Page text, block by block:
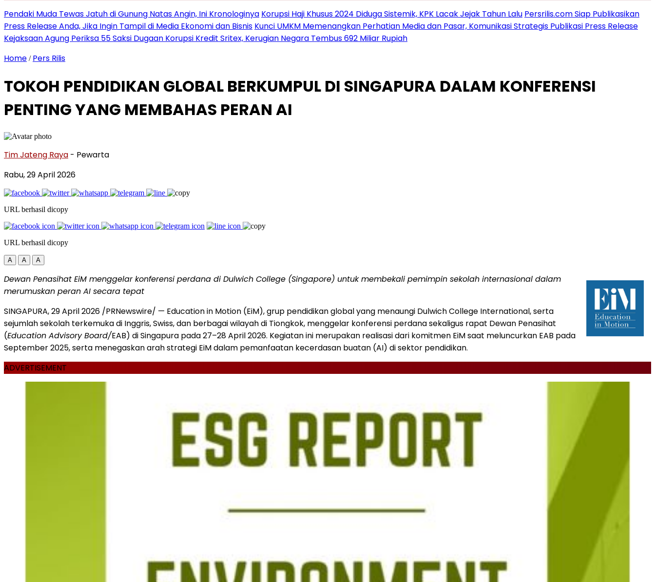
Pendaki Muda Tewas Jatuh di Gunung Natas Angin, Ini Kronologinya Korupsi Haji Khusus 2024 Diduga Sistemik, KPK Lacak Jejak Tahun Lalu Persrilis.com Siap Publikasikan
Press Release Anda, Jika Ingin Tampil di Media Ekonomi dan Bisnis Kunci UMKM Memenangkan Perhatian Media dan Pasar, Komunikasi Strategis Publikasi Press Release
Kejaksaan Agung Periksa 55 Saksi Dugaan Korupsi Kredit Sritex, Kerugian Negara Tembus 692 Miliar Rupiah
Home / Pers Rilis
TOKOH PENDIDIKAN GLOBAL BERKUMPUL DI SINGAPURA DALAM KONFERENSI
PENTING YANG MEMBAHAS PERAN AI
Tim Jateng Raya - Pewarta
Rabu, 29 April 2026
URL berhasil dicopy
URL berhasil dicopy
A A A
Dewan Penasihat EiM menggelar konferensi perdana di Dulwich College (Singapore) untuk membekali pemimpin sekolah internasional dalam
merumuskan peran AI secara tepat
SINGAPURA, 29 April 2026 /PRNewswire/ — Education in Motion (EiM), grup pendidikan global yang menaungi Dulwich College International, serta
sejumlah sekolah terkemuka di Inggris, Swiss, dan berbagai wilayah di Tiongkok, menggelar konferensi perdana sekaligus rapat Dewan Penasihat
(Education Advisory Board/EAB) di Singapura pada 27–28 April 2026. Kegiatan ini merupakan realisasi dari komitmen EiM saat meluncurkan EAB pada
September 2025, serta menegaskan arah strategi EiM dalam pemanfaatan kecerdasan buatan (AI) di sektor pendidikan.
ADVERTISEMENT